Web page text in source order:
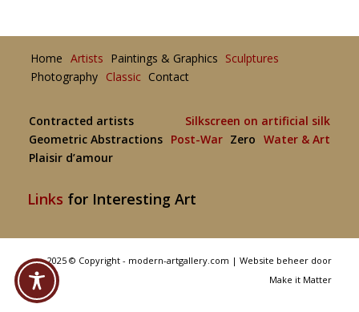
Home Artists Paintings & Graphics Sculptures
Photography Classic Contact
Contracted artists
Silkscreen on artificial silk
Geometric Abstractions
Post-War Zero Water & Art
Plaisir d’amour
Links for Interesting Art
2025 © Copyright - modern-artgallery.com |Website beheer door
Make it Matter